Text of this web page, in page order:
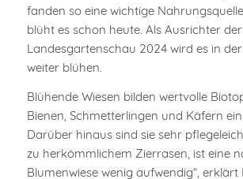
fanden so eine wichtige
blüht es schon heute. Als Ausrichter der
Landesgartenschau 2024 wird es in
weiter blühen.
Blühende Wiesen bilden wertvolle
Bienen, Schmetterlingen und Käfern
Darüber hinaus sind sie sehr
zu herkömmlichem Zierrasen, ist eine
Blumenwiese wenig aufwendig“, erklärt